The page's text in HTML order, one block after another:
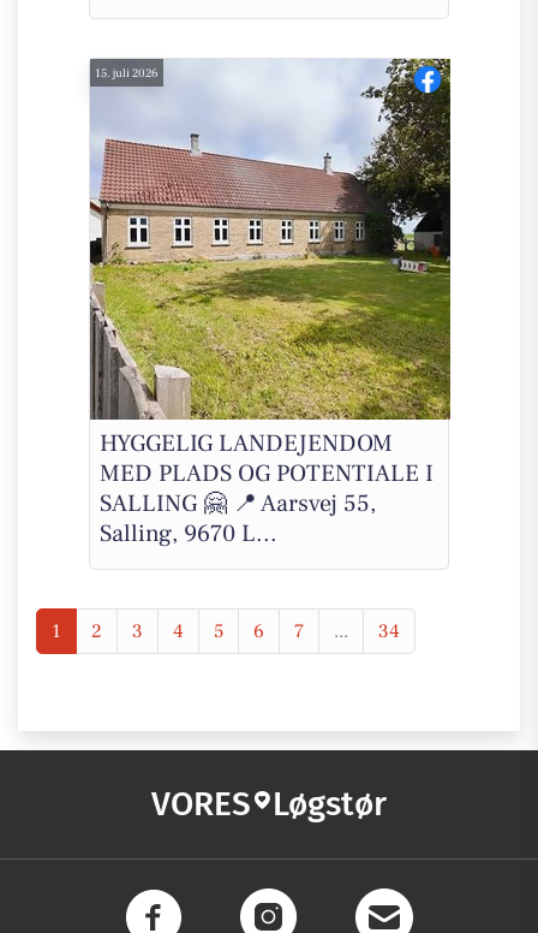
15. juli 2026
HYGGELIG LANDEJENDOM
MED PLADS OG POTENTIALE I
SALLING 🤗 📍 Aarsvej 55,
Salling, 9670 L...
1 2 3 4 5 6 7 ... 34
VORES Løgstør